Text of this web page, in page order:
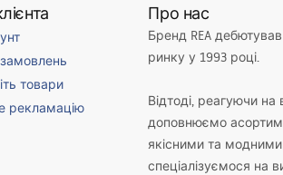
замовлень
товари
рекламацію
Про нас
Бренд REA
ринку у 1993 році.
Відтоді, реагуючи
доповнюємо
якісними та
спеціалізуємося на